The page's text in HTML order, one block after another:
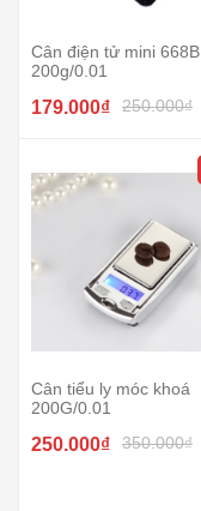
Cân điện tử mini 668B
200g/0.01
179.000₫ 250.000₫
Cân tiểu ly móc khoá
200G/0.01
250.000₫ 350.000₫